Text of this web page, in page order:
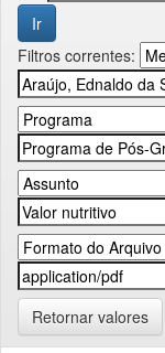
Filtros correntes:
Retornar valores